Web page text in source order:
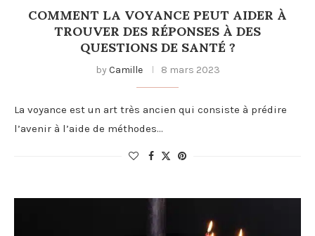
COMMENT LA VOYANCE PEUT AIDER À
TROUVER DES RÉPONSES À DES
QUESTIONS DE SANTÉ ?
by Camille 8 mars 2023
La voyance est un art très ancien qui consiste à prédire
l’avenir à l’aide de méthodes…